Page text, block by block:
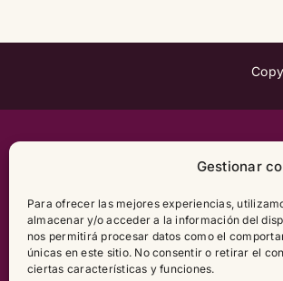
Gestionar
Para ofrecer las mejores experiencias,
almacenar y/o acceder a la información del
nos permitirá procesar datos como el
únicas en este sitio. No consentir o retirar el
ciertas características y funciones.